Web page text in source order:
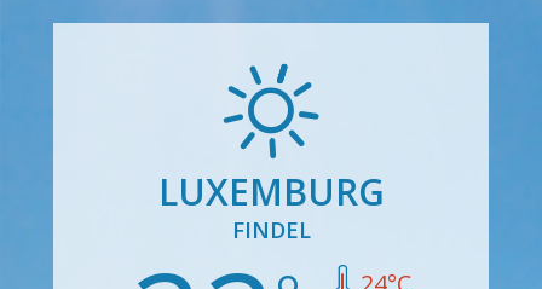
LUXEMBURG
FINDEL